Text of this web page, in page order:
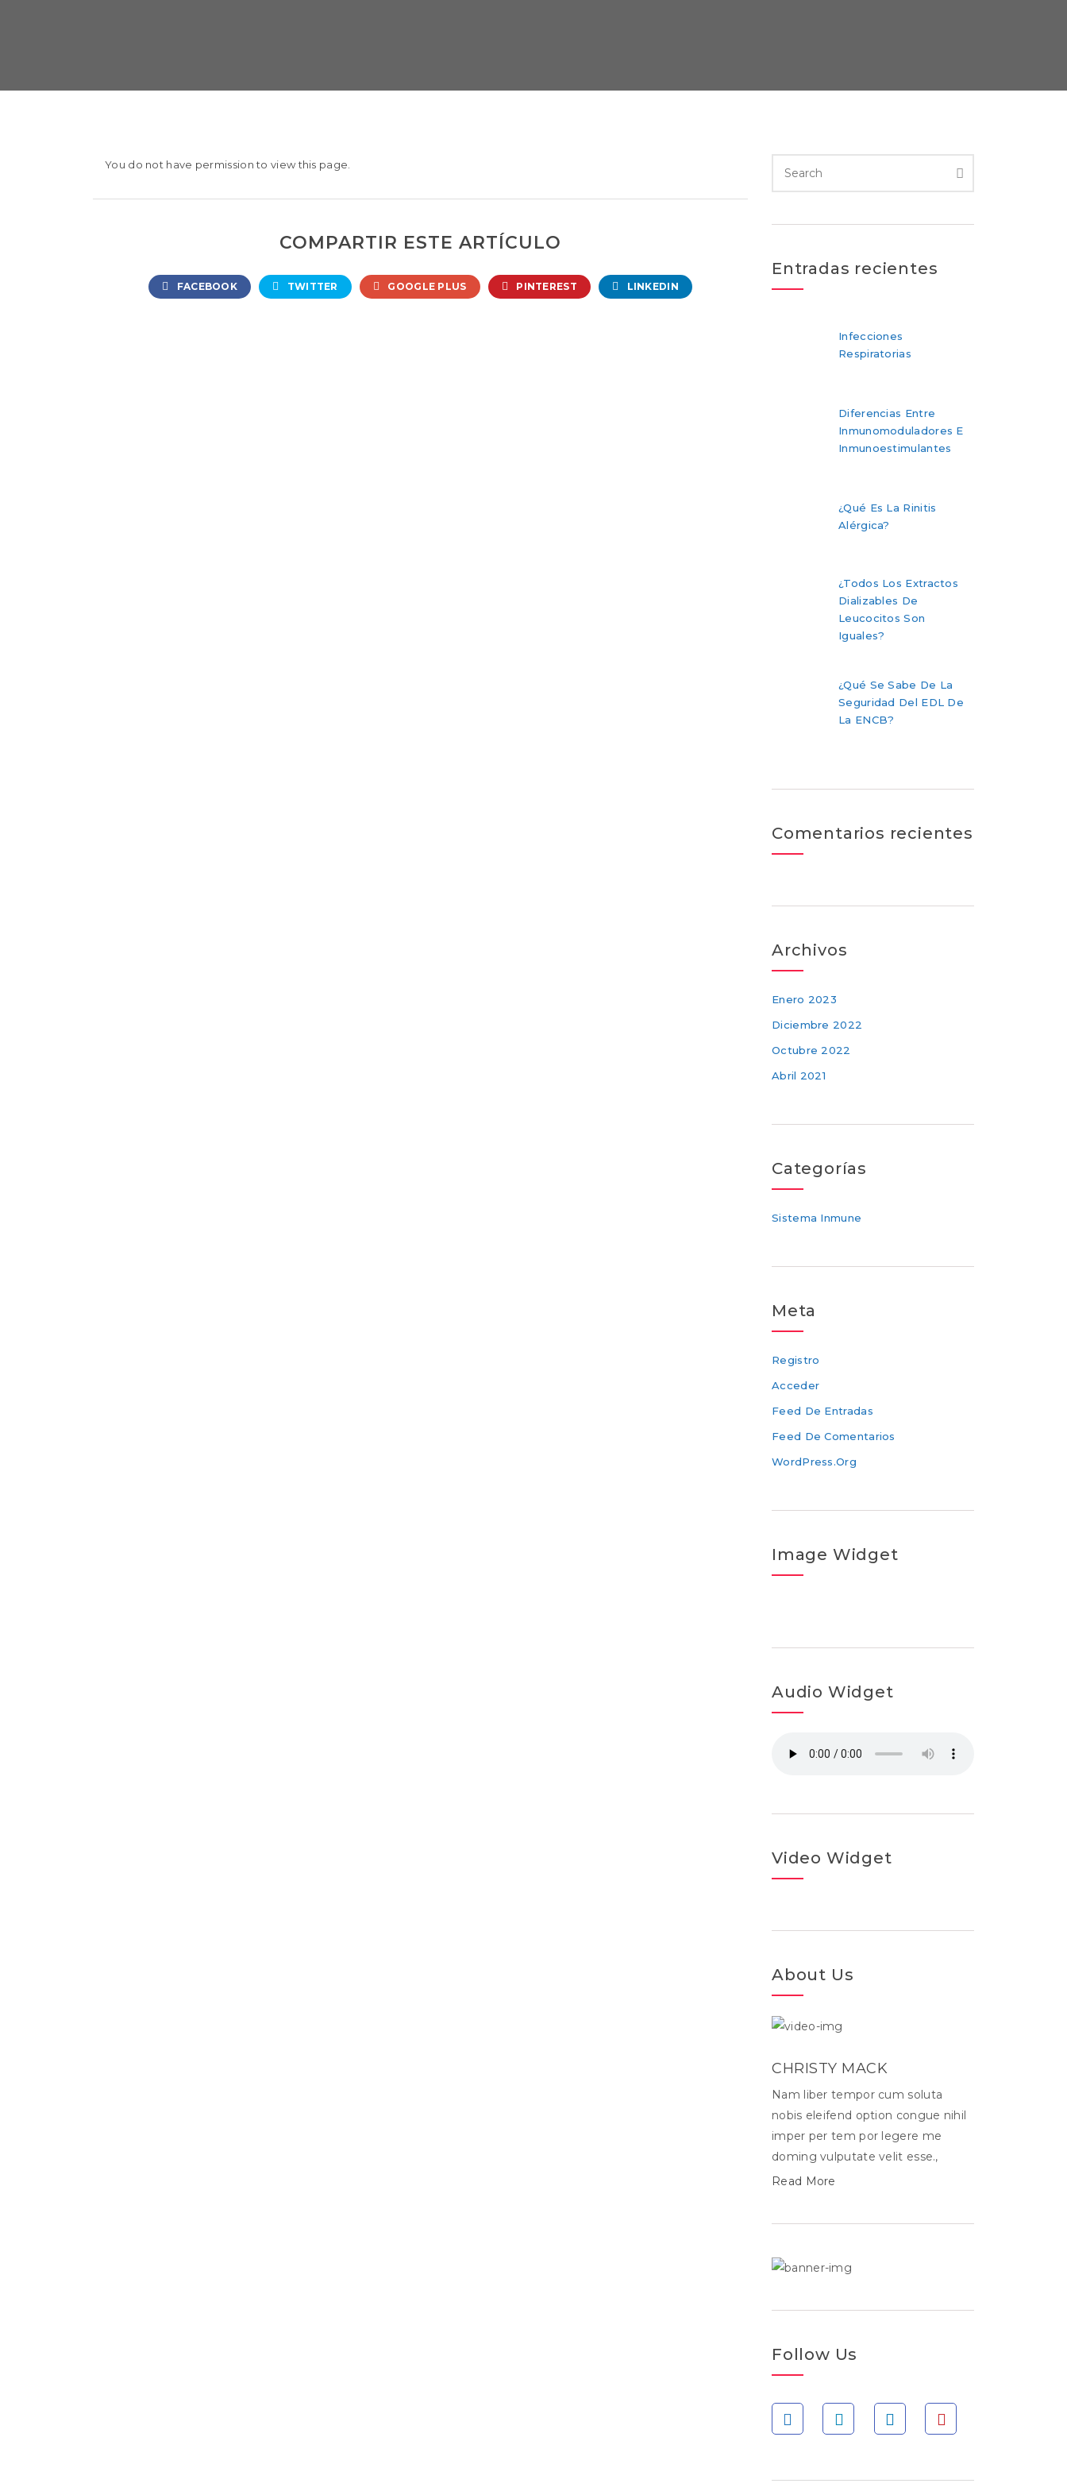
You do not have permission to view this page.
COMPARTIR ESTE ARTÍCULO
FACEBOOK TWITTER GOOGLE PLUS PINTEREST LINKEDIN
Entradas recientes
Infecciones
Respiratorias
Diferencias Entre
Inmunomoduladores E
Inmunoestimulantes
¿Qué Es La Rinitis
Alérgica?
¿Todos Los Extractos
Dializables De
Leucocitos Son
Iguales?
¿Qué Se Sabe De La
Seguridad Del EDL De
La ENCB?
Comentarios recientes
Archivos
Enero 2023
Diciembre 2022
Octubre 2022
Abril 2021
Categorías
Sistema Inmune
Meta
Registro
Acceder
Feed De Entradas
Feed De Comentarios
WordPress.org
Image Widget
Audio Widget
Video Widget
About Us
CHRISTY MACK
Nam liber tempor cum soluta
nobis eleifend option congue nihil
imper per tem por legere me
doming vulputate velit esse.,
Read More
Follow Us